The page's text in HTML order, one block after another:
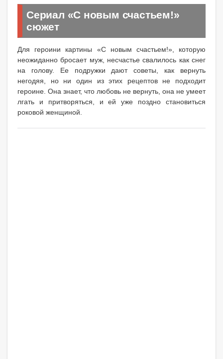
Сериал «С новым счастьем!»
сюжет
Для героини картины «С новым счастьем!», которую
неожиданно бросает муж, несчастье свалилось как снег
на голову. Ее подружки дают советы, как вернуть
негодяя, но ни один из этих рецептов не подходит
героине. Она знает, что любовь не вернуть, она не умеет
лгать и притворяться, и ей уже поздно становиться
роковой женщиной.